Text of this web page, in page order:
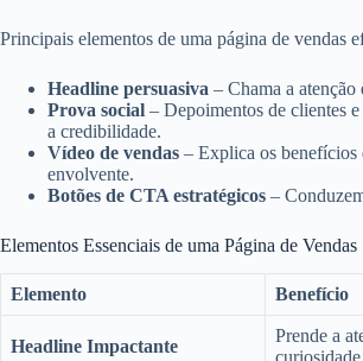
Principais elementos de uma página de vendas
Headline persuasiva – Chama a atenção
Prova social – Depoimentos de clientes
a credibilidade.
Vídeo de vendas – Explica os
envolvente.
Botões de CTA estratégicos –
Elementos Essenciais de uma Página de Vendas
Elemento Benefício
Headline Impactante
Prende a